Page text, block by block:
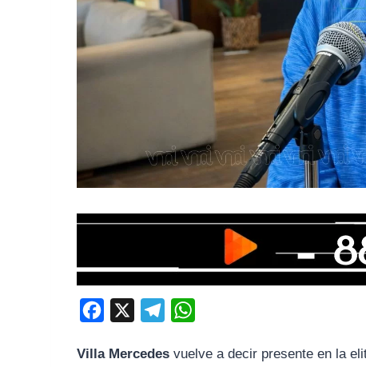
c
l
a
Villa Mercedes vuelve a decir presente en la